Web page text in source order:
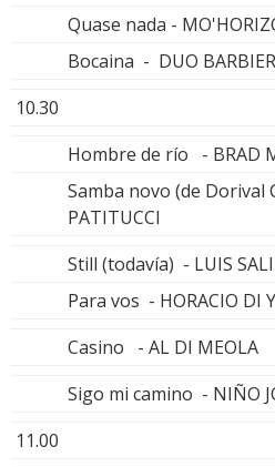
Quase nada -
Bocaina - DUO
10.30
Hombre de río - BRAD
Samba novo (de Dorival
PATITUCCI
Still (todavía) - LUIS
Para vos - HORACIO DI
Casino - AL DI MEOLA
Sigo mi camino - NIÑO
11.00